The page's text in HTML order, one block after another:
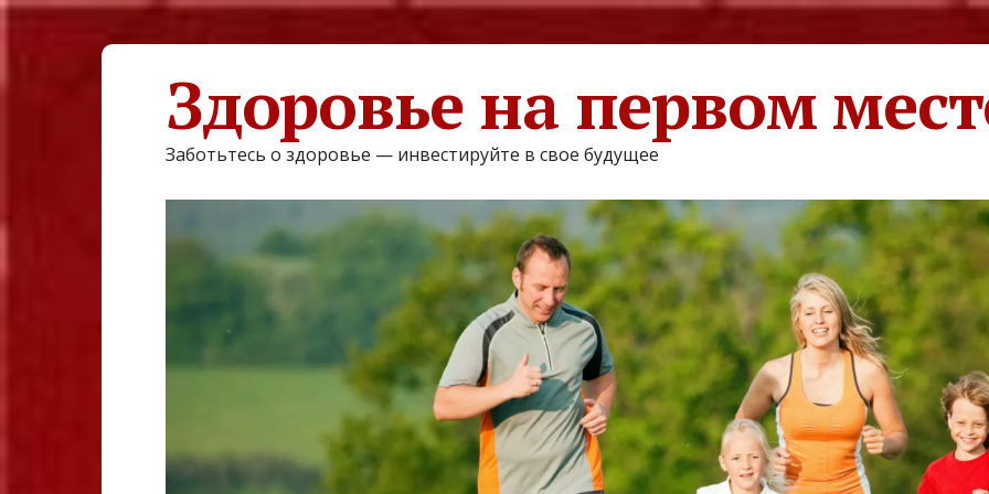
Здоровье на первом
Заботьтесь о здоровье — инвестируйте в свое будущее